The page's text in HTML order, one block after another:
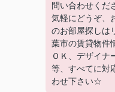
問い合わせくだ
気軽にどうぞ、
のお部屋探しは
葉市の賃貸物件
ＯＫ、デザイナ
等、すべてに対
わせ下さい☆